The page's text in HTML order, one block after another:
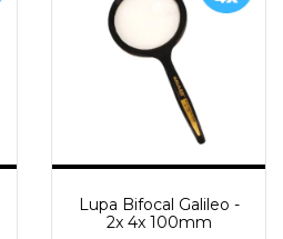
Lupa Bifocal Galileo -
2x 4x 100mm